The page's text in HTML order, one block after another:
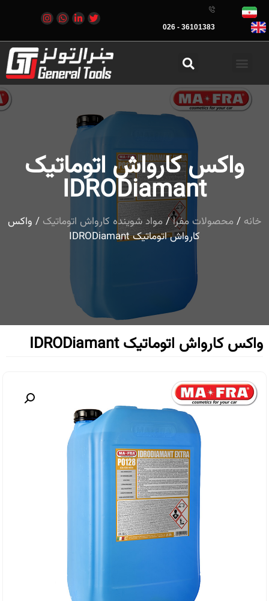
36101383 - 026
واکس کارواش اتوماتیک
IDRODiamant
خانه / محصولات مفرا/مواد شوینده کارواش اتوماتیک / واکس
کارواش اتوماتیک IDRODiamant
واکس کارواش اتوماتیک IDRODiamant